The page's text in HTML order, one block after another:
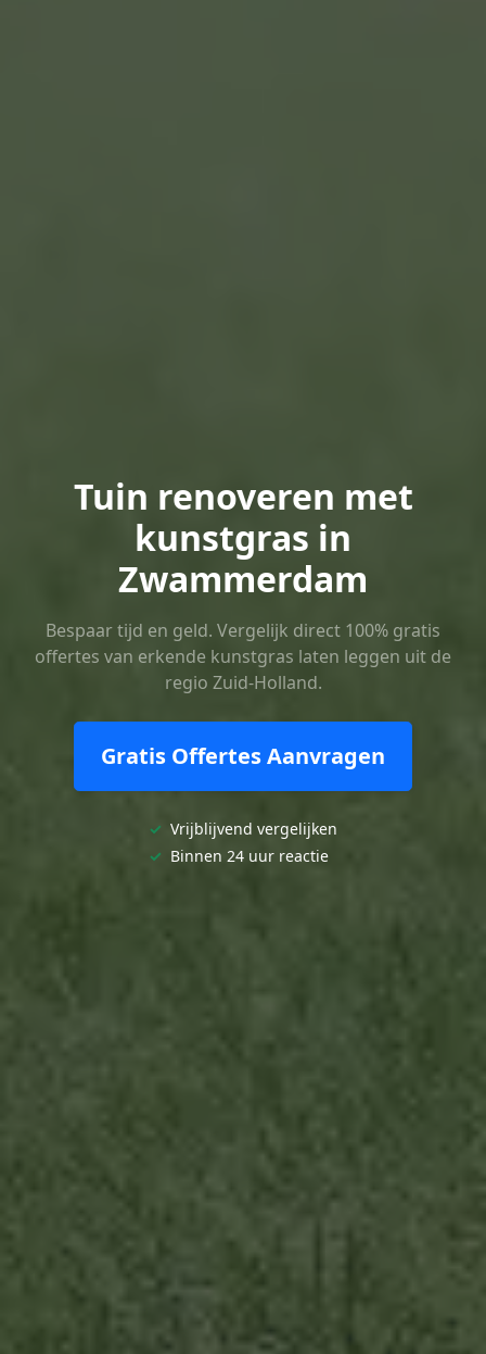
Tuin renoveren met
kunstgras in
Zwammerdam
Bespaar tijd en geld. Vergelijk direct 100% gratis
offertes van erkende kunstgras laten leggen uit de
regio Zuid-Holland.
Gratis Offertes Aanvragen
✓ Vrijblijvend vergelijken
✓ Binnen 24 uur reactie